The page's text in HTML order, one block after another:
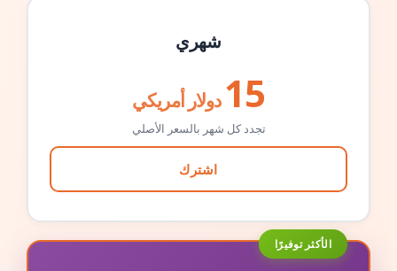
شهري
15 دولار أمريكي
تجدد كل شهر بالسعر الأصلي
اشترك
الأكثر توفيرًا